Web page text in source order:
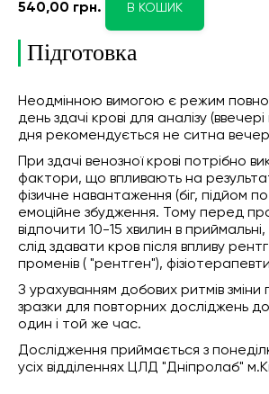
540,00 грн. В КОШИК
Підготовка
Неодмінною вимогою є режим повної
день здачі крові для аналізу
дня рекомендується не ситна
При здачі венозної крові потрібно
фактори, що впливають на
фізичне навантаження (біг, підйом
емоційне збудження. Тому перед
відпочити 10-15 хвилин в
слід здавати кров після впливу
променів ( "рентген"),
З урахуванням добових ритмів зміни
зразки для повторних досліджень
один і той же час.
Дослідження приймається з
усіх відділеннях ЦЛД "Дніпролаб"